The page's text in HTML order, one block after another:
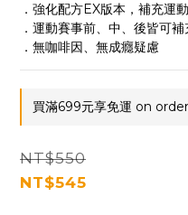
．強化配方EX版本，補充運
．運動賽事前、中、後皆可補
．無咖啡因、無成癮疑慮
買滿699元享免運 on order
NT$550
NT$545